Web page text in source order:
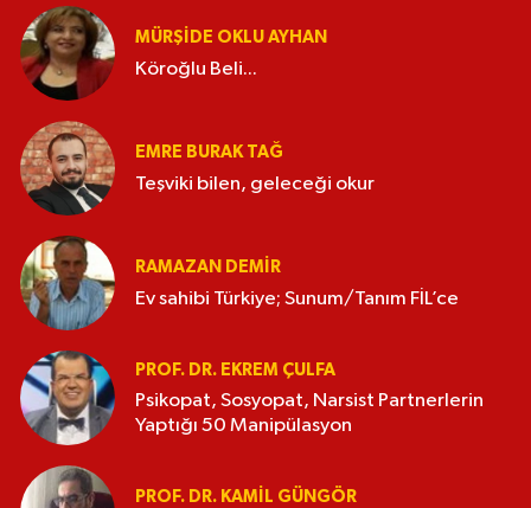
MÜRŞIDE OKLU AYHAN
Köroğlu Beli...
EMRE BURAK TAĞ
Teşviki bilen, geleceği okur
RAMAZAN DEMİR
Ev sahibi Türkiye; Sunum/Tanım FİL’ce
PROF. DR. EKREM ÇULFA
Psikopat, Sosyopat, Narsist Partnerlerin
Yaptığı 50 Manipülasyon
PROF. DR. KAMIL GÜNGÖR